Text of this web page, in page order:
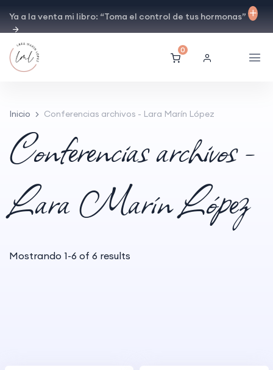
Ya a la venta mi libro: “Toma el control de tus hormonas”
0
Inicio Conferencias archivos - Lara Marín López
Conferencias archivos -
Lara Marín López
Mostrando 1-6 of 6 results